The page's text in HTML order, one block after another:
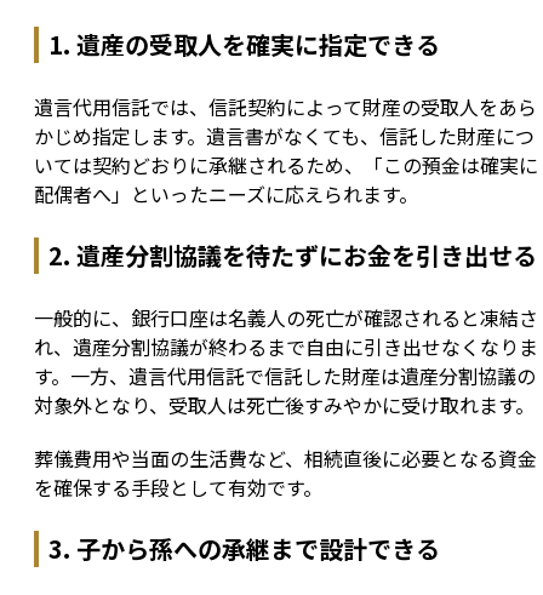
1. 遺産の受取人を確実に指定できる
遺言代用信託では、信託契約によって財産の受取人をあら
かじめ指定します。遺言書がなくても、信託した財産につ
いては契約どおりに承継されるため、「この預金は確実に
配偶者へ」といったニーズに応えられます。
2. 遺産分割協議を待たずにお金を引き出せる
一般的に、銀行口座は名義人の死亡が確認されると凍結さ
れ、遺産分割協議が終わるまで自由に引き出せなくなりま
す。一方、遺言代用信託で信託した財産は遺産分割協議の
対象外となり、受取人は死亡後すみやかに受け取れます。
葬儀費用や当面の生活費など、相続直後に必要となる資金
を確保する手段として有効です。
3. 子から孫への承継まで設計できる